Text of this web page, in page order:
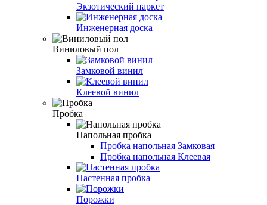
Экзотический паркет
Инженерная доска
Виниловый пол
Замковой винил
Клеевой винил
Пробка
Напольная пробка
Пробка напольная Замковая
Пробка напольная Клеевая
Настенная пробка
Порожки